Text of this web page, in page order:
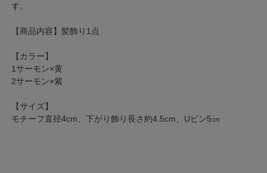
す。
【商品内容】髪飾り1点
【カラー】
1サーモン×黄
2サーモン×紫
【サイズ】
モチーフ直径4cm、下がり飾り長さ約4.5cm、Uピン5㎝